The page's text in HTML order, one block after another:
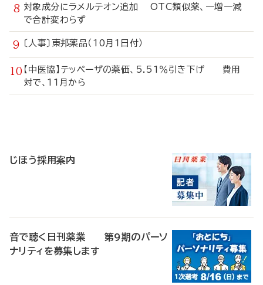
対象成分にラメルテオン追加 OTC類似薬、一増一減
で合計変わらず
〔人事〕東邦薬品（10月1日付）
【中医協】テッペーザの薬価、5.51％引き下げ 費用
対で、11月から
じほう採用案内
音で聴く日刊薬業 第9期のパーソ
ナリティを募集します